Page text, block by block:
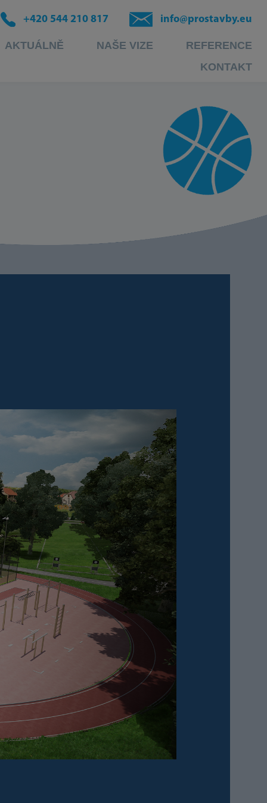
+420 544 210 817 info@prostavby.eu
AKTUÁLNĚ NAŠE VIZE
REFERENCE
KONTAKT